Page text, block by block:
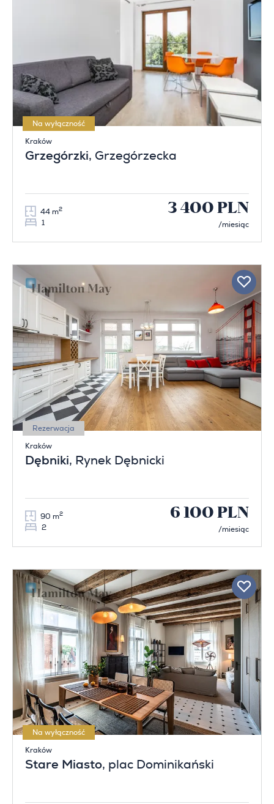
Na wyłączność
Kraków
Grzegórzki, Grzegórzecka
44 m2
1
3 400 PLN
/miesiąc
Rezerwacja
Kraków
Dębniki, Rynek Dębnicki
90 m2
2
6 100 PLN
/miesiąc
Na wyłączność
Kraków
Stare Miasto, plac Dominikański